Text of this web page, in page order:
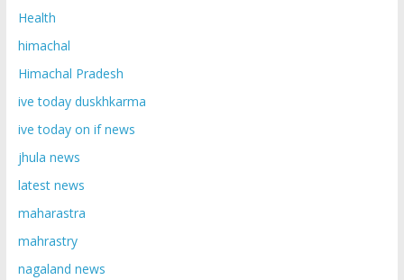
Health
himachal
Himachal Pradesh
ive today duskhkarma
ive today on if news
jhula news
latest news
maharastra
mahrastry
nagaland news